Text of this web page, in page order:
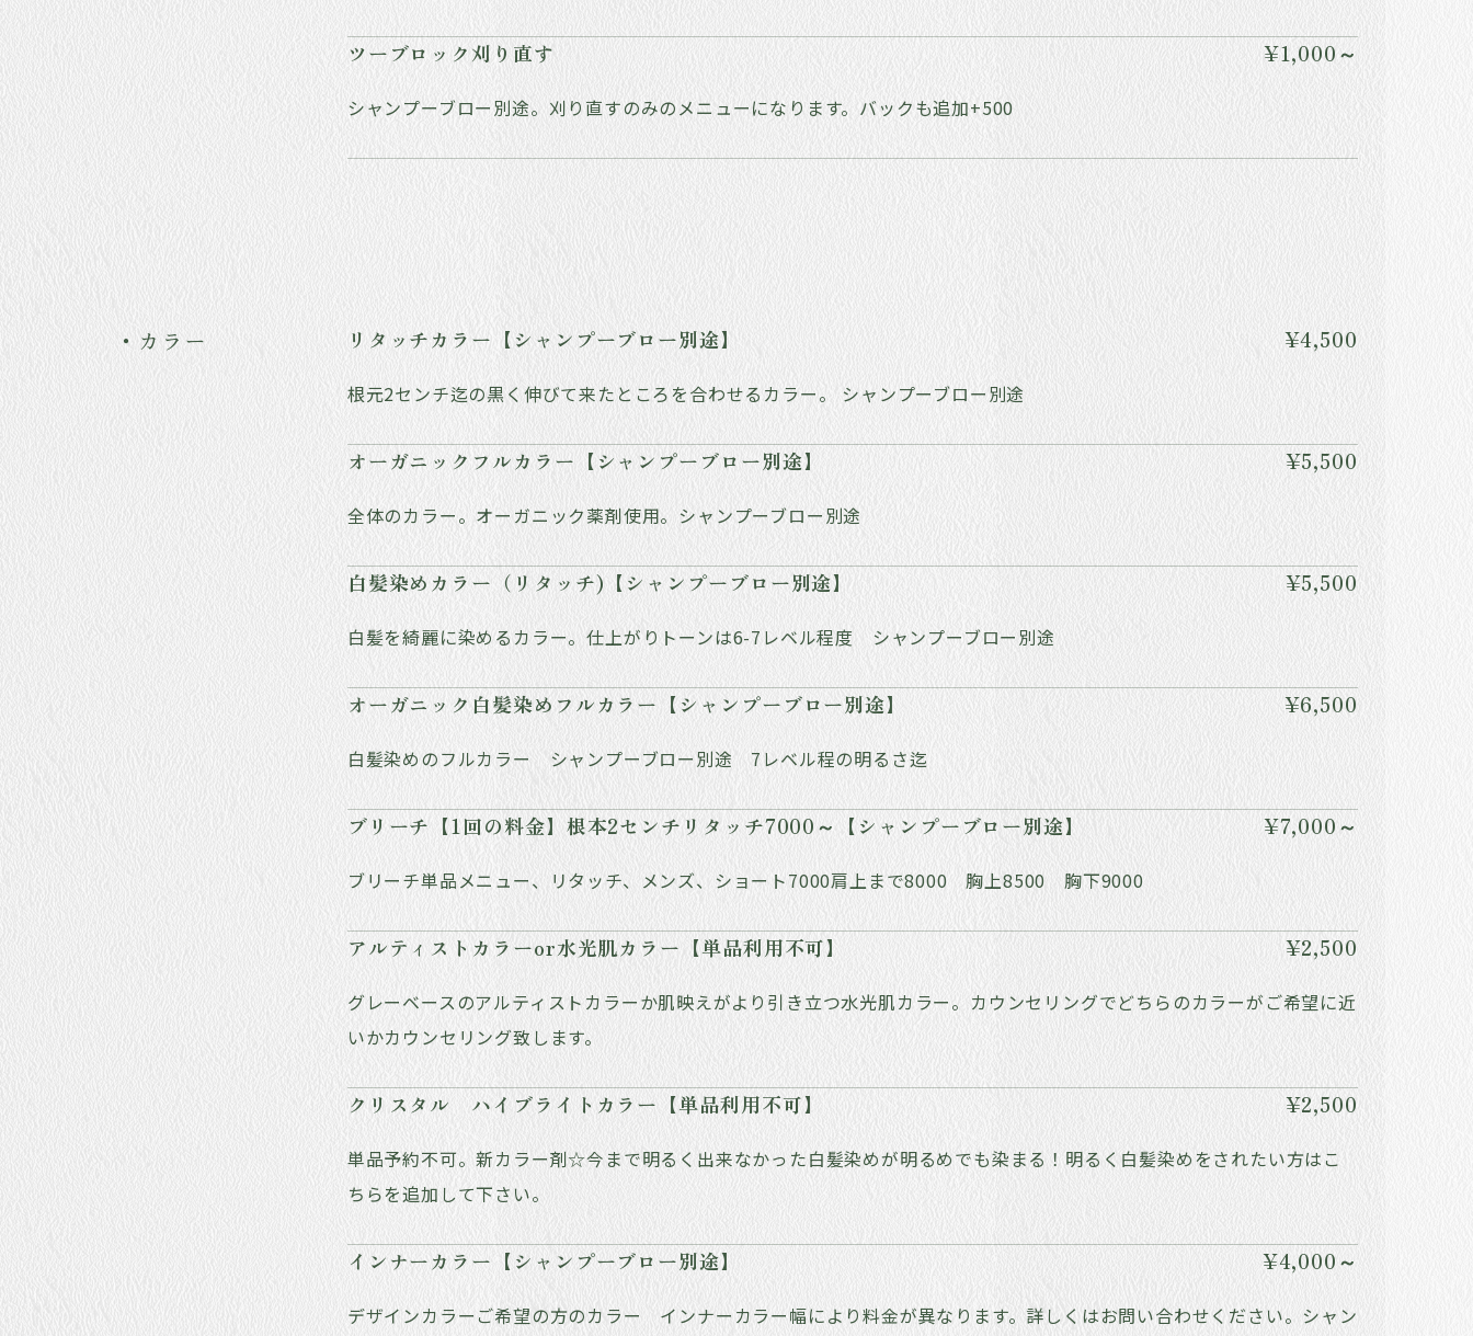
ツーブロック刈り直す ¥1,000～
シャンプーブロー別途。刈り直すのみのメニューになります。バックも追加+500
・カラー リタッチカラー【シャンプーブロー別途】 ¥4,500
根元2センチ迄の黒く伸びて来たところを合わせるカラー。 シャンプーブロー別途
オーガニックフルカラー【シャンプーブロー別途】 ¥5,500
全体のカラー。オーガニック薬剤使用。シャンプーブロー別途
白髪染めカラー（リタッチ)【シャンプーブロー別途】 ¥5,500
白髪を綺麗に染めるカラー。仕上がりトーンは6-7レベル程度 シャンプーブロー別途
オーガニック白髪染めフルカラー【シャンプーブロー別途】 ¥6,500
白髪染めのフルカラー シャンプーブロー別途 7レベル程の明るさ迄
ブリーチ【1回の料金】根本2センチリタッチ7000～【シャンプーブロー別途】 ¥7,000～
ブリーチ単品メニュー、リタッチ、メンズ、ショート7000肩上まで8000 胸上8500 胸下9000
アルティストカラーor水光肌カラー【単品利用不可】 ¥2,500
グレーベースのアルティストカラーか肌映えがより引き立つ水光肌カラー。カウンセリングでどちらのカラーがご希望に近
いかカウンセリング致します。
クリスタル ハイブライトカラー【単品利用不可】 ¥2,500
単品予約不可。新カラー剤☆今まで明るく出来なかった白髪染めが明るめでも染まる！明るく白髪染めをされたい方はこ
ちらを追加して下さい。
インナーカラー【シャンプーブロー別途】 ¥4,000～
デザインカラーご希望の方のカラー インナーカラー幅により料金が異なります。詳しくはお問い合わせください。シャン